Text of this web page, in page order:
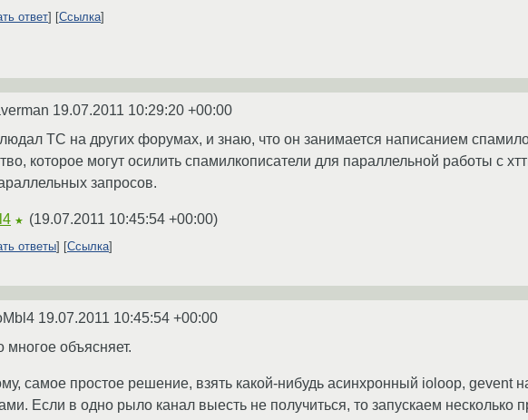
ответ Ссылка
19.07.2011 10:29:20 +00:00
ТС на других форумах, и знаю, что он занимается написанием
которое могут осилить спамилкописатели для параллельной работы с
запросов.
★ (19.07.2011 10:45:54 +00:00)
ответы Ссылка
19.07.2011 10:45:54 +00:00
многое объясняет.
самое простое решение, взять какой-нибудь асинхронный ioloop, gevent
Если в одно рыло канал выесть не получиться, то запускаем несколько